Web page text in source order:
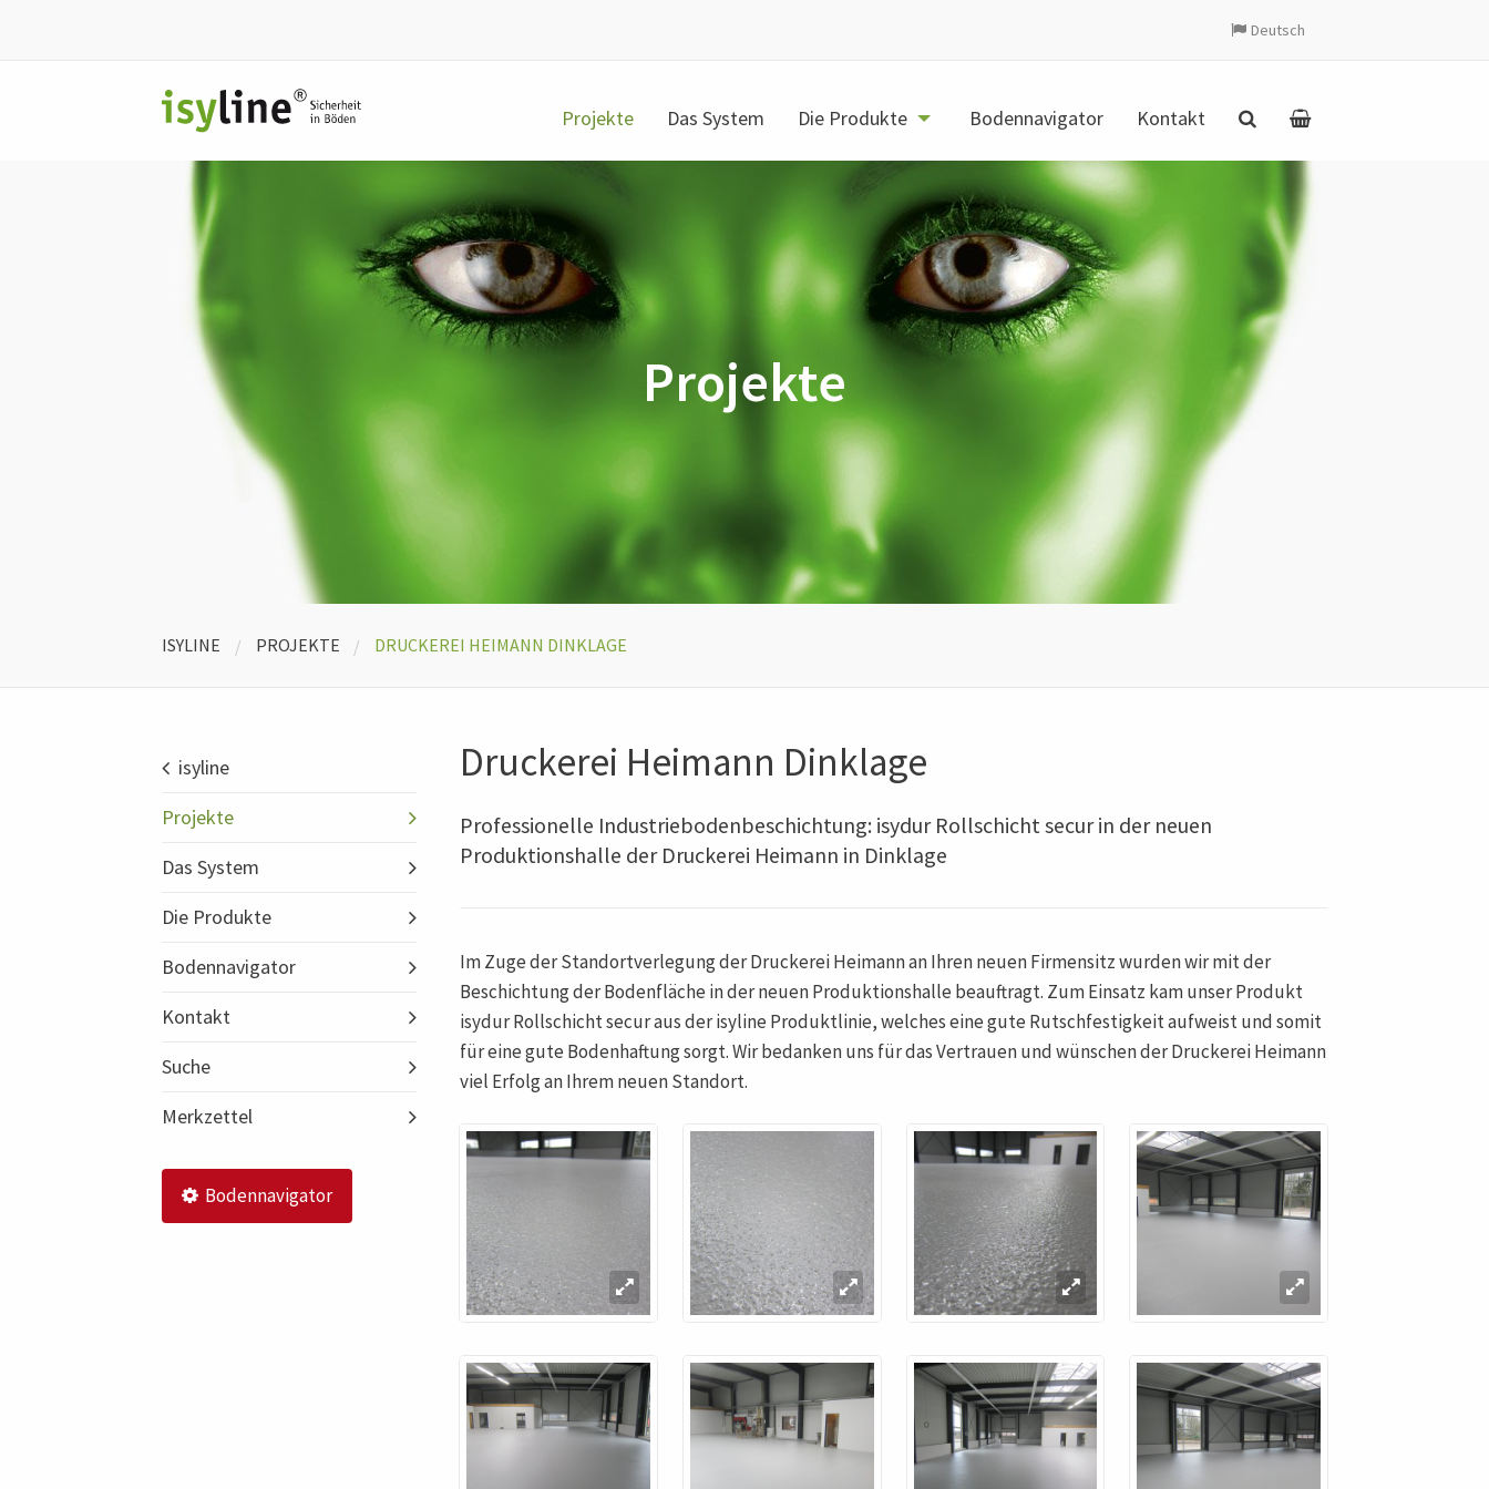
Deutsch
Projekte Das System Die Produkte Bodennavigator Kontakt
Projekte
ISYLINE PROJEKTE CURRENT:
DRUCKEREI HEIMANN DINKLAGE
isyline
Projekte
Das System
Die Produkte
Bodennavigator
Kontakt
Suche
Merkzettel
Bodennavigator
Druckerei Heimann Dinklage
Professionelle Industriebodenbeschichtung: isydur Rollschicht secur in der neuen
Produktionshalle der Druckerei Heimann in Dinklage
Im Zuge der Standortverlegung der Druckerei Heimann an Ihren neuen Firmensitz wurden wir mit der
Beschichtung der Bodenfläche in der neuen Produktionshalle beauftragt. Zum Einsatz kam unser Produkt
isydur Rollschicht secur aus der isyline Produktlinie, welches eine gute Rutschfestigkeit aufweist und somit
für eine gute Bodenhaftung sorgt. Wir bedanken uns für das Vertrauen und wünschen der Druckerei Heimann
viel Erfolg an Ihrem neuen Standort.